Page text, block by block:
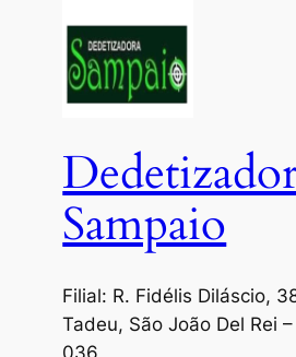
Sampaio
Filial: R. Fidélis Diláscio,
Tadeu, São João Del Rei